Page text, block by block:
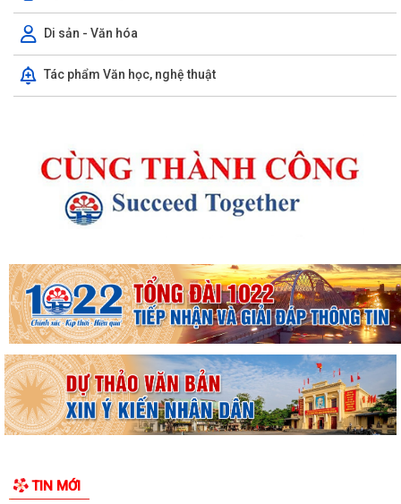
Di sản - Văn hóa
Tác phẩm Văn học, nghệ thuật
TIN MỚI
dữ liệu chuyên ngành y tế của...
KHAI MẠC KỲ HỌP THƯỜNG LỆ GIỮA NĂM 2026 HỘI ĐỒNG NHÂN DÂN
PHƯỜNG THỦY NGUYÊN KHÓA II, NHIỆM KỲ 2026...
Thông tin báo chí về việc tổ chức cưỡng chế thu hồi đất để thực hiện
Dự án đầu tư xây dựng tuyến...
Thông báo Cưỡng chế thu hồi đất thực hiện Dự án đầu tư xây dựng
tuyến đường từ khu đô thị Bắc sông...
sở dữ liệu đất đai trên địa bàn...